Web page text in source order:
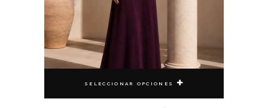
SELECCIONAR OPCIONES